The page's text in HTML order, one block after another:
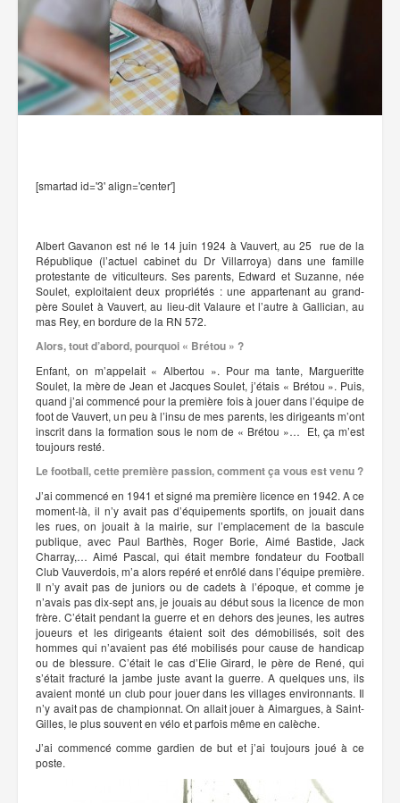
[smartad id='3' align='center']
Albert Gavanon est né le 14 juin 1924 à Vauvert, au 25 rue de la
République (l’actuel cabinet du Dr Villarroya) dans une famille
protestante de viticulteurs. Ses parents, Edward et Suzanne, née
Soulet, exploitaient deux propriétés : une appartenant au grand-
père Soulet à Vauvert, au lieu-dit Valaure et l’autre à Gallician, au
mas Rey, en bordure de la RN 572.
Alors, tout d’abord, pourquoi « Brétou » ?
Enfant, on m’appelait « Albertou ». Pour ma tante, Margueritte
Soulet, la mère de Jean et Jacques Soulet, j’étais « Brétou ». Puis,
quand j’ai commencé pour la première fois à jouer dans l’équipe de
foot de Vauvert, un peu à l’insu de mes parents, les dirigeants m’ont
inscrit dans la formation sous le nom de « Brétou »… Et, ça m’est
toujours resté.
Le football, cette première passion, comment ça vous est venu ?
J’ai commencé en 1941 et signé ma première licence en 1942. A ce
moment-là, il n’y avait pas d’équipements sportifs, on jouait dans
les rues, on jouait à la mairie, sur l’emplacement de la bascule
publique, avec Paul Barthès, Roger Borie, Aimé Bastide, Jack
Charray,… Aimé Pascal, qui était membre fondateur du Football
Club Vauverdois, m’a alors repéré et enrôlé dans l’équipe première.
Il n’y avait pas de juniors ou de cadets à l’époque, et comme je
n’avais pas dix-sept ans, je jouais au début sous la licence de mon
frère. C’était pendant la guerre et en dehors des jeunes, les autres
joueurs et les dirigeants étaient soit des démobilisés, soit des
hommes qui n’avaient pas été mobilisés pour cause de handicap
ou de blessure. C’était le cas d’Elie Girard, le père de René, qui
s’était fracturé la jambe juste avant la guerre. A quelques uns, ils
avaient monté un club pour jouer dans les villages environnants. Il
n’y avait pas de championnat. On allait jouer à Aimargues, à Saint-
Gilles, le plus souvent en vélo et parfois même en calèche.
J’ai commencé comme gardien de but et j’ai toujours joué à ce
poste.